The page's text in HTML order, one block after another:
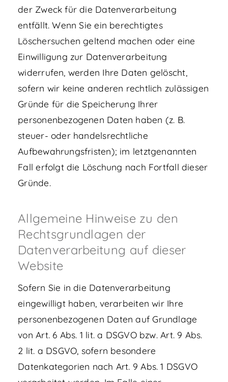
der Zweck für die Datenverarbeitung
entfällt. Wenn Sie ein berechtigtes
Löschersuchen geltend machen oder eine
Einwilligung zur Datenverarbeitung
widerrufen, werden Ihre Daten gelöscht,
sofern wir keine anderen rechtlich zulässigen
Gründe für die Speicherung Ihrer
personenbezogenen Daten haben (z. B.
steuer- oder handelsrechtliche
Aufbewahrungsfristen); im letztgenannten
Fall erfolgt die Löschung nach Fortfall dieser
Gründe.
Allgemeine Hinweise zu den
Rechtsgrundlagen der
Datenverarbeitung auf dieser
Website
Sofern Sie in die Datenverarbeitung
eingewilligt haben, verarbeiten wir Ihre
personenbezogenen Daten auf Grundlage
von Art. 6 Abs. 1 lit. a DSGVO bzw. Art. 9 Abs.
2 lit. a DSGVO, sofern besondere
Datenkategorien nach Art. 9 Abs. 1 DSGVO